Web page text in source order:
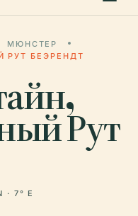
МЮНСТЕР
РУТ БЕЭРЕНДТ
Рут
· 7° E